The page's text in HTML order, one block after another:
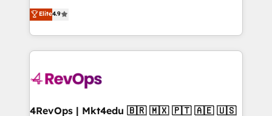
and service to drive sustainable growth With 6 key
HubSpot accreditations and experience across
teams has worked with clients just like you Let’s
explore whether S2 is the partner you’ve been
looking for...and get your next big initiative moving!
Hire an agency that's experienced in every inch of
HubSpot and willing to work hand-in-hand with your
team to simplify the complex and build a better
experience for your team and customers.
Elite4.9
4RevOps | Mkt4edu 🇧🇷 🇲🇽 🇵🇹 🇦🇪 🇺🇸